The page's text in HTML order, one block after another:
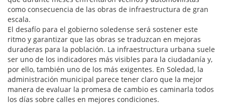
como consecuencia de las obras de infraestructura de gran
escala.
El desafío para el gobierno soledense será sostener este
ritmo y garantizar que las obras se traduzcan en mejoras
duraderas para la población. La infraestructura urbana suele
ser uno de los indicadores más visibles para la ciudadanía y,
por ello, también uno de los más exigentes. En Soledad, la
administración municipal parece tener claro que la mejor
manera de evaluar la promesa de cambio es caminarla todos
los días sobre calles en mejores condiciones.